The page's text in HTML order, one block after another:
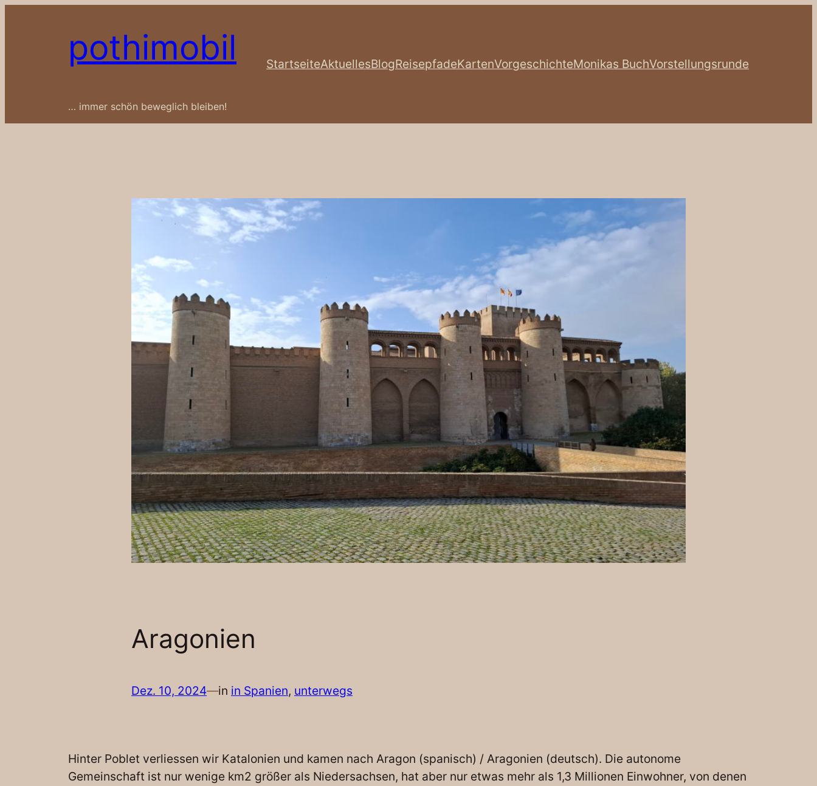
pothimobil
… immer schön beweglich bleiben!
StartseiteAktuellesBlogReisepfadeKartenVorgeschichteMonikas BuchVorstellungsrunde
Aragonien
Dez. 10, 2024—in in Spanien, unterwegs
Hinter Poblet verliessen wir Katalonien und kamen nach Aragon (spanisch) / Aragonien (deutsch). Die autonome
Gemeinschaft ist nur wenige km2 größer als Niedersachsen, hat aber nur etwas mehr als 1,3 Millionen Einwohner, von denen